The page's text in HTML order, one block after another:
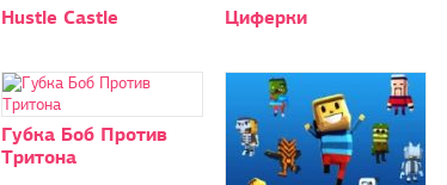
Hustle Castle Циферки
Губка Боб Против
Тритона